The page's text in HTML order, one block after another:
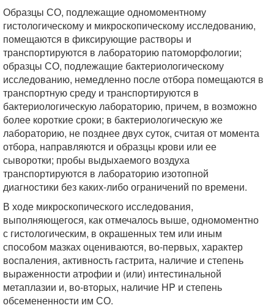
Образцы СО, подлежащие одномоментному
гистологическому и микроскопическому исследованию,
помещаются в фиксирующие растворы и
транспортируются в лабораторию патоморфологии;
образцы СО, подлежащие бактериологическому
исследованию, немедленно после отбора помещаются в
транспортную среду и транспортируются в
бактериологическую лабораторию, причем, в возможно
более короткие сроки; в бактериологическую же
лабораторию, не позднее двух суток, считая от момента
отбора, направляются и образцы крови или ее
сыворотки; пробы выдыхаемого воздуха
транспортируются в лабораторию изотопной
диагностики без каких-либо ограничений по времени.
В ходе микроскопического исследования,
выполняющегося, как отмечалось выше, одномоментно
с гистологическим, в окрашенных тем или иным
способом мазках оцениваются, во-первых, характер
воспаления, активность гастрита, наличие и степень
выраженности атрофии и (или) интестинальной
метаплазии и, во-вторых, наличие HP и степень
обсемененности им СО.